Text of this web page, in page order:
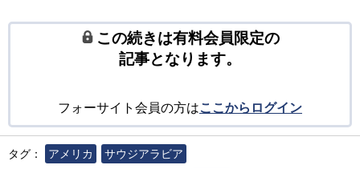
この続きは有料会員限定の
記事となります。
フォーサイト会員の方はここからログイン
タグ： アメリカ
サウジアラビア